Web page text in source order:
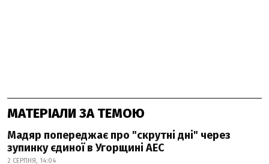
МАТЕРІАЛИ ЗА ТЕМОЮ
Мадяр попереджає про "скрутні дні" через
зупинку єдиної в Угорщині АЕС
2 СЕРПНЯ, 14:04